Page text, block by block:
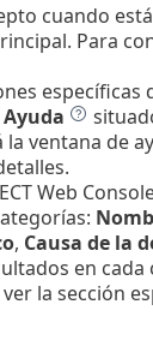
cuando
Para
específicas
Ayuda
la ventana de
Web
, Causa de la
en cada
la sección